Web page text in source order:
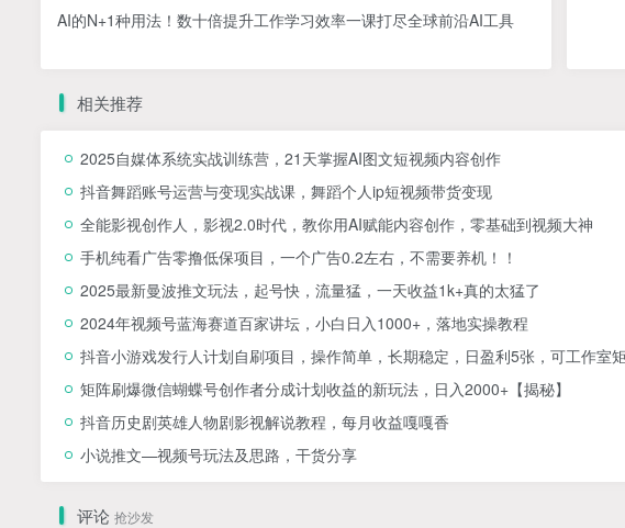
AI的N+1种用法！数十倍提升工作学习效率一课打尽全球前沿AI工具
相关推荐
2025自媒体系统实战训练营，21天掌握AI图文短视频内容创作
抖音舞蹈账号运营与变现实战课，舞蹈个人ip短视频带货变现
全能影视创作人，影视2.0时代，教你用AI赋能内容创作，​零基础到视频大神
手机纯看广告零撸低保项目，一个广告0.2左右，不需要养机！！
2025最新曼波推文玩法，起号快，流量猛，一天收益1k+真的太猛了
2024年视频号蓝海赛道百家讲坛，小白日入1000+，落地实操教程
抖音小游戏发行人计划自刷项目，操作简单，长期稳定，日盈利5张，可工作室
矩阵刷爆微信蝴蝶号创作者分成计划收益的新玩法，日入2000+【揭秘】
抖音历史剧英雄人物剧影视解说教程，每月收益嘎嘎香
小说推文—视频号玩法及思路，干货分享
评论 抢沙发